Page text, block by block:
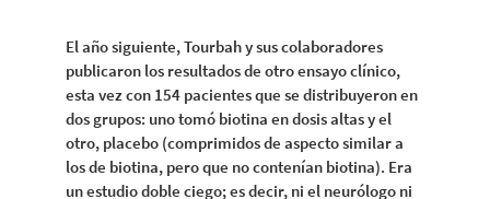
El año siguiente, Tourbah y sus colaboradores
publicaron los resultados de otro ensayo clínico,
esta vez con 154 pacientes que se distribuyeron en
dos grupos: uno tomó biotina en dosis altas y el
otro, placebo (comprimidos de aspecto similar a
los de biotina, pero que no contenían biotina). Era
un estudio doble ciego; es decir, ni el neurólogo ni